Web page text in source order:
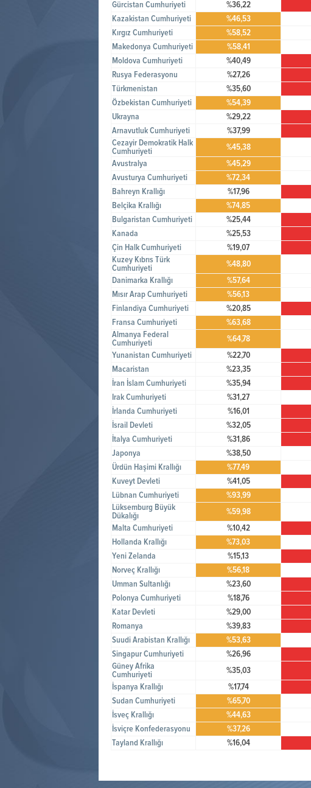
Gürcistan Cumhuriyeti
%36,22
Kazakistan Cumhuriyeti
%46,53
Kırgız Cumhuriyeti
%58,52
Makedonya Cumhuriyeti
%58,41
Moldova Cumhuriyeti
%40,49
Rusya Federasyonu
%27,26
Türkmenistan
%35,60
Özbekistan Cumhuriyeti
%54,39
Ukrayna
%29,22
Arnavutluk Cumhuriyeti
%37,99
Cezayir Demokratik Halk
Cumhuriyeti
%45,38
Avustralya
%45,29
Avusturya Cumhuriyeti
%72,34
Bahreyn Krallığı
%17,96
Belçika Krallığı
%74,85
Bulgaristan Cumhuriyeti
%25,44
Kanada
%25,53
Çin Halk Cumhuriyeti
%19,07
Kuzey Kıbrıs Türk
Cumhuriyeti
%48,80
Danimarka Krallığı
%57,64
Mısır Arap Cumhuriyeti
%56,13
Finlandiya Cumhuriyeti
%20,85
Fransa Cumhuriyeti
%63,68
Almanya Federal
Cumhuriyeti
%64,78
Yunanistan Cumhuriyeti
%22,70
Macaristan
%23,35
İran İslam Cumhuriyeti
%35,94
Irak Cumhuriyeti
%31,27
İrlanda Cumhuriyeti
%16,01
İsrail Devleti
%32,05
İtalya Cumhuriyeti
%31,86
Japonya
%38,50
Ürdün Haşimi Krallığı
%77,49
Kuveyt Devleti
%41,05
Lübnan Cumhuriyeti
%93,99
Lüksemburg Büyük
Dükalığı
%59,98
Malta Cumhuriyeti
%10,42
Hollanda Krallığı
%73,03
Yeni Zelanda
%15,13
Norveç Krallığı
%56,18
Umman Sultanlığı
%23,60
Polonya Cumhuriyeti
%18,76
Katar Devleti
%29,00
Romanya
%39,83
Suudi Arabistan Krallığı
%53,63
Singapur Cumhuriyeti
%26,96
Güney Afrika
Cumhuriyeti
%35,03
İspanya Krallığı
%17,74
Sudan Cumhuriyeti
%65,70
İsveç Krallığı
%44,63
İsviçre Konfederasyonu
%37,26
Tayland Krallığı
%16,04